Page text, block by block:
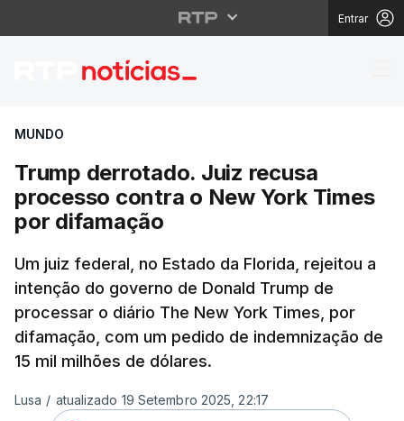
Entrar
Trump derrotado.
MUNDO
Trump derrotado. Juiz recusa
processo contra o New York Times
por difamação
Um juiz federal, no Estado da Florida, rejeitou a
intenção do governo de Donald Trump de
processar o diário The New York Times , por
difamação, com um pedido de indemnização de
15 mil milhões de dólares.
Lusa / atualizado 19 Setembro 2025, 22:17